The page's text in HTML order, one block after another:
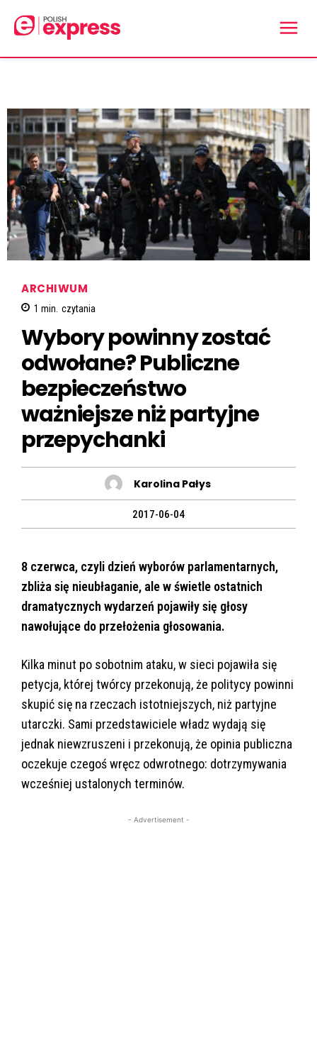
ARCHIWUM
1 min. czytania
Wybory powinny zostać
odwołane? Publiczne
bezpieczeństwo
ważniejsze niż partyjne
przepychanki
Karolina Pałys
2017-06-04
8 czerwca, czyli dzień wyborów parlamentarnych,
zbliża się nieubłaganie, ale w świetle ostatnich
dramatycznych wydarzeń pojawiły się głosy
nawołujące do przełożenia głosowania.
Kilka minut po sobotnim ataku, w sieci pojawiła się
petycja, której twórcy przekonują, że politycy powinni
skupić się na rzeczach istotniejszych, niż partyjne
utarczki. Sami przedstawiciele władz wydają się
jednak niewzruszeni i przekonują, że opinia publiczna
oczekuje czegoś wręcz odwrotnego: dotrzymywania
wcześniej ustalonych terminów.
- Advertisement -